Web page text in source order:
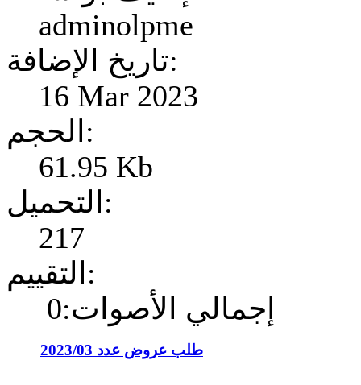
adminolpme
تاريخ الإضافة:
16 Mar 2023
الحجم:
61.95 Kb
التحميل:
217
التقييم:
إجمالي الأصوات:0
طلب عروض عدد 2023/03